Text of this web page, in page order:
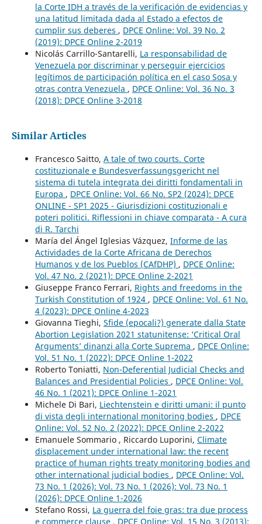
la Corte IDH a través de la verificación de evidencias y
una latitud limitada dada al Estado a efectos de
cumplir sus deberes , DPCE Online: Vol. 39 No. 2
(2019): DPCE Online 2-2019
Nicolás Carrillo-Santarelli, La responsabilidad de
Venezuela por discriminar y perseguir ejercicios
legítimos de participación política en el caso Sosa y
otras contra Venezuela , DPCE Online: Vol. 36 No. 3
(2018): DPCE Online 3-2018
Similar Articles
Francesco Saitto, A tale of two courts. Corte
costituzionale e Bundesverfassungsgericht nel
sistema di tutela integrata dei diritti fondamentali in
Europa , DPCE Online: Vol. 66 No. SP2 (2024): DPCE
ONLINE - SP1 2025 - Giurisdizioni costituzionali e
poteri politici. Riflessioni in chiave comparata - A cura
di R. Tarchi
María del Ángel Iglesias Vázquez, Informe de las
Actividades de la Corte Africana de Derechos
Humanos y de los Pueblos (CAfDHP) , DPCE Online:
Vol. 47 No. 2 (2021): DPCE Online 2-2021
Giuseppe Franco Ferrari, Rights and freedoms in the
Turkish Constitution of 1924 , DPCE Online: Vol. 61 No.
4 (2023): DPCE Online 4-2023
Giovanna Tieghi, Sfide (epocali?) generate dalla State
Abortion Legislation 2021 statunitense: ‘Critical Oral
Arguments’ dinanzi alla Corte Suprema , DPCE Online:
Vol. 51 No. 1 (2022): DPCE Online 1-2022
Roberto Toniatti, Non-Deferential Judicial Checks and
Balances and Presidential Policies , DPCE Online: Vol.
46 No. 1 (2021): DPCE Online 1-2021
Michele Di Bari, Liechtenstein e diritti umani: il punto
di vista degli international monitoring bodies , DPCE
Online: Vol. 52 No. 2 (2022): DPCE Online 2-2022
Emanuele Sommario , Riccardo Luporini, Climate
displacement under international law: the recent
practice of human rights treaty monitoring bodies and
other international judicial bodies , DPCE Online: Vol.
73 No. 1 (2026): Vol. 73 No. 1 (2026): Vol. 73 No. 1
(2026): DPCE Online 1-2026
Stefano Rossi, La guerra del foie gras: tra due process
e commerce clause , DPCE Online: Vol. 15 No. 3 (2013):